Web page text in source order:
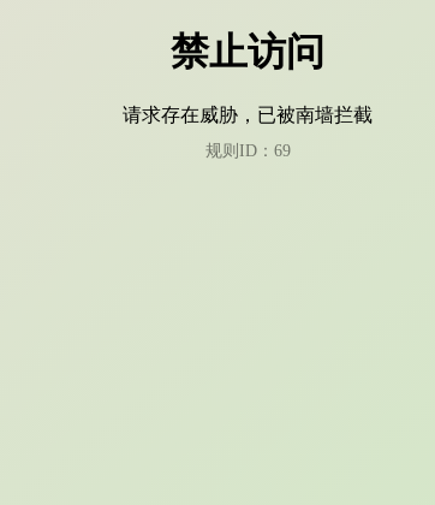
禁止访问
请求存在威胁，已被南墙拦截
规则ID：69